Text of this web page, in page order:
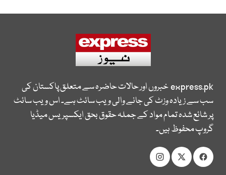
express.pkخبروں اور حالات حاضرہ سے متعلق پاکستان کی
سب سے زیادہ وزٹ کی جانے والی ویب سائٹ ہے۔ اس ویب سائٹ
پر شائع شدہ تمام مواد کے جملہ حقوق بحق ایکسپریس میڈیا
گروپ محفوظ ہیں۔